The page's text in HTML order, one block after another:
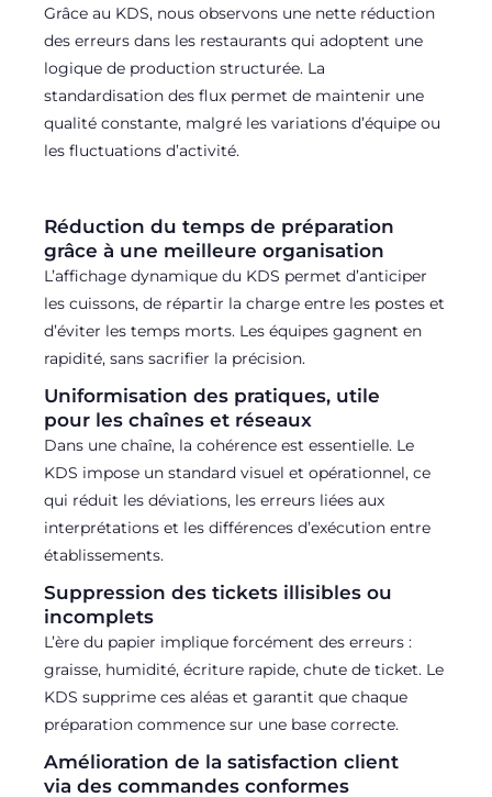
Grâce au KDS, nous observons une nette réduction
des erreurs dans les restaurants qui adoptent une
logique de production structurée. La
standardisation des flux permet de maintenir une
qualité constante, malgré les variations d’équipe ou
les fluctuations d’activité.
Réduction du temps de préparation
grâce à une meilleure organisation
L’affichage dynamique du KDS permet d’anticiper
les cuissons, de répartir la charge entre les postes et
d’éviter les temps morts. Les équipes gagnent en
rapidité, sans sacrifier la précision.
Uniformisation des pratiques, utile
pour les chaînes et réseaux
Dans une chaîne, la cohérence est essentielle. Le
KDS impose un standard visuel et opérationnel, ce
qui réduit les déviations, les erreurs liées aux
interprétations et les différences d’exécution entre
établissements.
Suppression des tickets illisibles ou
incomplets
L’ère du papier implique forcément des erreurs :
graisse, humidité, écriture rapide, chute de ticket. Le
KDS supprime ces aléas et garantit que chaque
préparation commence sur une base correcte.
Amélioration de la satisfaction client
via des commandes conformes